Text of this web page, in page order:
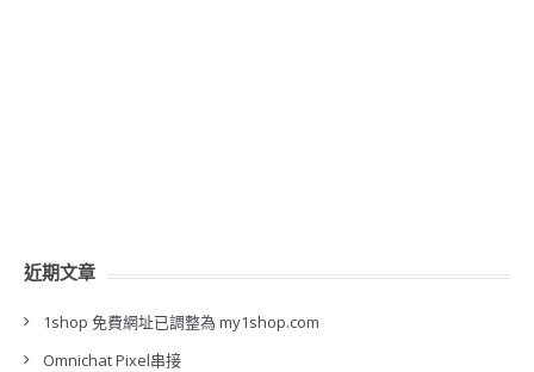
近期文章
1shop 免費網址已調整為 my1shop.com
Omnichat Pixel串接